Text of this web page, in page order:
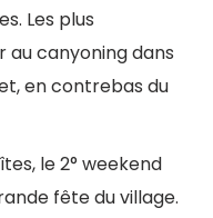
Les plus
au canyoning dans
en contrebas du
le 2° weekend
fête du village.